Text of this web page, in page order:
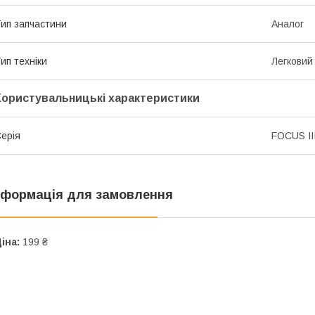
запчастини Аналог
техніки
характеристики
FOCUS
для замовлення
199 ₴